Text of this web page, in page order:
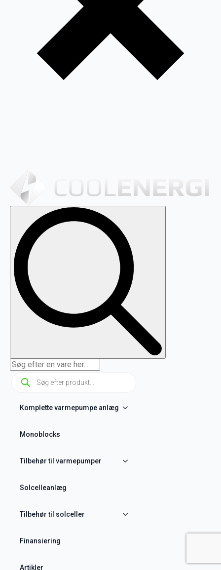
Products
search
Komplette varmepumpe anlæg
Monoblocks
Tilbehør til varmepumper
Solcelleanlæg
Tilbehør til solceller
Finansiering
Artikler